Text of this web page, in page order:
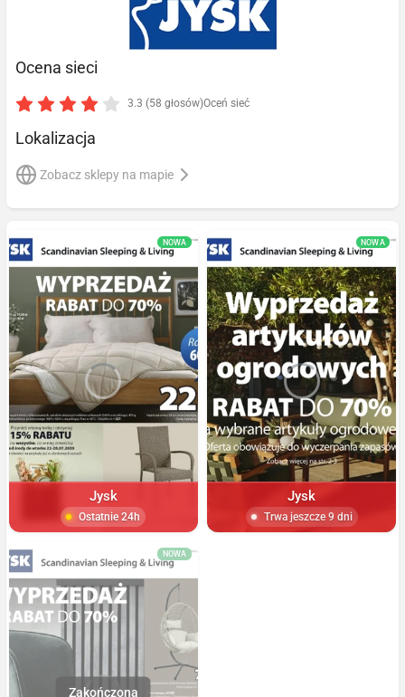
Ocena sieci
3.3 (58 głosów)Oceń sieć
Lokalizacja
Zobacz sklepy na mapie
NOWA
Jysk
Ostatnie 24h
NOWA
Jysk
Trwa jeszcze 9 dni
NOWA